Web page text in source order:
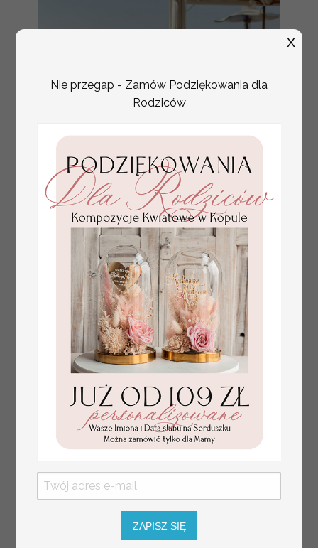
usadzenie gości na
weselu, tablica
informacyjna dla
gości weselnych,
plan stołów na
weselu ze zdjęciem
Pary Młodej, plan
usadzenia gości
Promocja:
100 PLN/125.00 PLN
Nie przegap - Zamów Podziękowania dla
Rodziców
ZAPISZ SIĘ
X